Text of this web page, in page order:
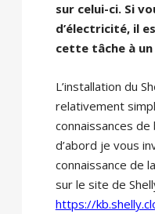
sur celui-ci. Si
d’électricité, il
cette tâche à
L’installation du
relativement
connaissances
d’abord je vous
connaissance de
sur le site de
https://